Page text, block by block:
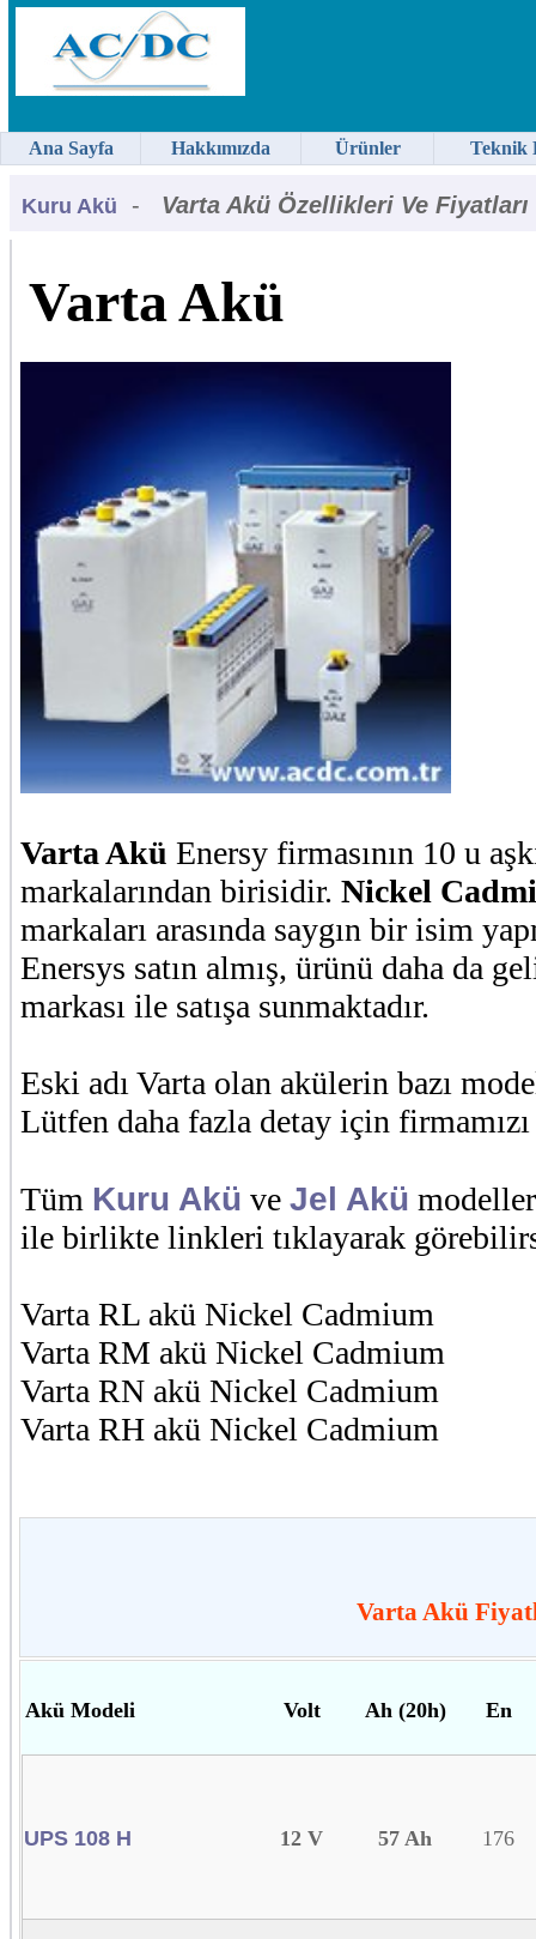
Kuru Akü - Varta Akü Özellikleri Ve Fiyatları
Varta Akü
Varta Akü Enersy firmasının 10 u
markalarından birisidir. Nickel
markaları arasında saygın bir isim
Enersys satın almış, ürünü daha da
markası ile satışa sunmaktadır.
Eski adı Varta olan akülerin bazı
Lütfen daha fazla detay için firmamızı
Tüm Kuru Akü ve Jel Akü
ile birlikte linkleri tıklayarak
Varta RL akü Nickel Cadmium
Varta RM akü Nickel Cadmium
Varta RN akü Nickel Cadmium
Varta RH akü Nickel Cadmium
Varta Akü
Akü Modeli Volt Ah(20h) En
UPS 108 H 12 V 57 Ah 176
Ana Sayfa Hakkımızda Ürünler Teknik